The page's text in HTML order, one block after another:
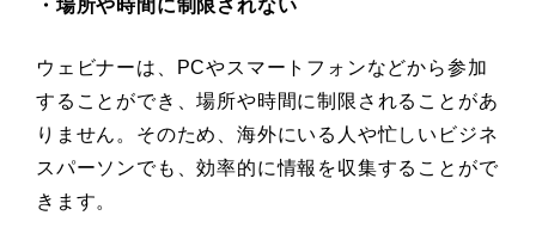
・場所や時間に制限されない
ウェビナーは、PCやスマートフォンなどから参加
することができ、場所や時間に制限されることがあ
りません。そのため、海外にいる人や忙しいビジネ
スパーソンでも、効率的に情報を収集することがで
きます。